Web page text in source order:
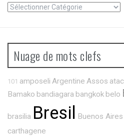
Nuage de mots clefs
101 amposeli Argentine Assos
Bamako bandiagara bangkok belo
brasilia Bresil Buenos Aires
carthagene